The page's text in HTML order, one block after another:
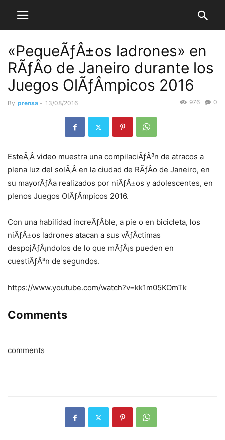
«PequeÃƒÂ±os ladrones» en
RÃƒÂ­o de Janeiro durante los
Juegos OlÃƒÂ­mpicos 2016
By prensa - 13/08/2016 0
976
EsteÃ‚Â video muestra una compilaciÃƒÂ³n de atracos a
plena luz del solÃ‚Â en la ciudad de RÃƒÂ­o de Janeiro, en
su mayorÃƒÂ­a realizados por niÃƒÂ±os y adolescentes, en
plenos Juegos OlÃƒÂ­mpicos 2016.
Con una habilidad increÃƒÂ­ble, a pie o en bicicleta, los
niÃƒÂ±os ladrones atacan a sus vÃƒÂ­ctimas
despojÃƒÂ¡ndolos de lo que mÃƒÂ¡s pueden en
cuestiÃƒÂ³n de segundos.
https://www.youtube.com/watch?v=kk1m05KOmTk
Comments
comments